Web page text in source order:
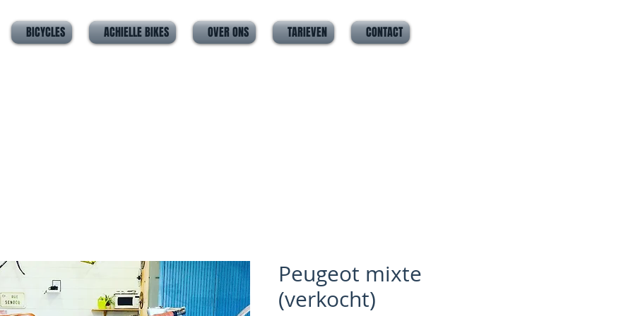
BICYCLES ACHIELLE BIKES OVER ONS TARIEVEN CONTACT
Peugeot mixte
(verkocht)